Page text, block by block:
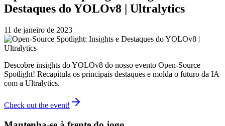
Destaques do YOLOv8 | Ultralytics
11 de janeiro de 2023
Descobre insights do YOLOv8 do nosso evento Open-Source
Spotlight! Recapitula os principais destaques e molda o futuro da IA
com a Ultralytics.
Check out the event!